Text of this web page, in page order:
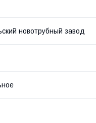
новотрубный завод